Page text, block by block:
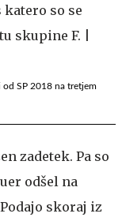
od SP 2018 na tretjem
zadetek. Pa so
odšel na
skoraj iz